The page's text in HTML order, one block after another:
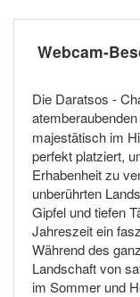
Webcam-
Die Daratsos -
atemberaubenden
majestätisch im
perfekt platziert,
Erhabenheit zu
unberührten
Gipfel und tiefen
Jahreszeit ein
Während des
Landschaft von
im Sommer und